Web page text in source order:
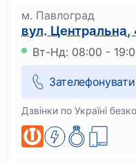
м. Павлоград
вул.
Вт-Нд: 08:00 -
Зателефонувати
Дзвінки по Україні